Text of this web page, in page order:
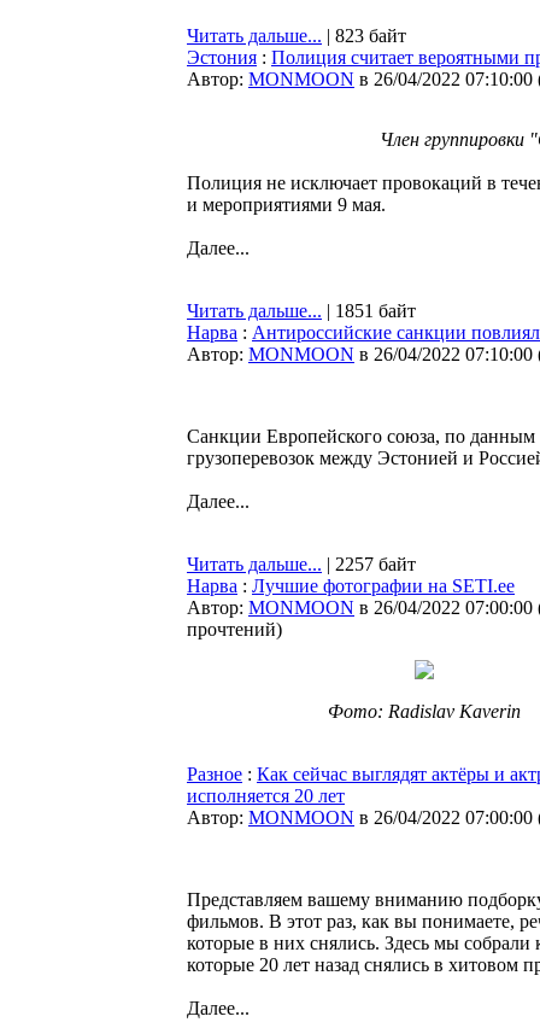
Читать дальше... | 823 байт
Эстония : Полиция считает вероятными
Автор: MONMOON в 26/04/2022 07:10:00
Член
Полиция не исключает провокаций в
и мероприятиями 9 мая.
Далее...
Читать дальше... | 1851 байт
Нарва : Антироссийские санкции
Автор: MONMOON в 26/04/2022 07:10:00
Санкции Европейского союза, по
грузоперевозок между Эстонией и
Далее...
Читать дальше... | 2257 байт
Нарва : Лучшие фотографии на SETI.ee
Автор: MONMOON в 26/04/2022 07:00:00
прочтений)
Фото: Radislav Kaverin
Разное : Как сейчас выглядят актёры и
исполняется 20 лет
Автор: MONMOON в 26/04/2022 07:00:00
Представляем вашему вниманию
фильмов. В этот раз, как вы понимаете,
которые в них снялись. Здесь мы
которые 20 лет назад снялись в хитовом
Далее...